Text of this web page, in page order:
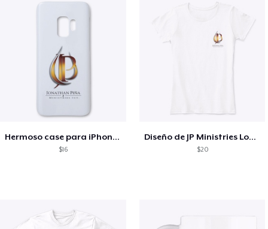
Hermoso case para iPhone y samsung
$16
Diseño de JP Ministries Logo, camiseta
$20